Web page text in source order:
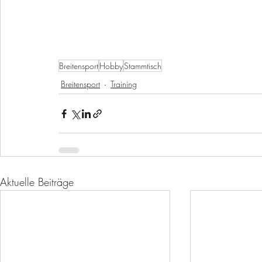
BreitensportHobbyStammtisch
Breitensport
Training
Aktuelle Beiträge